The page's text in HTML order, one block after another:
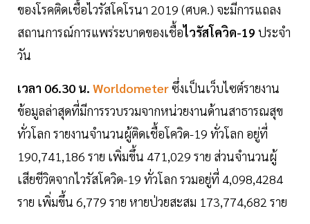
ของโรคติดเชื้อไวรัสโคโรนา 2019 (ศบค.) จะมีการแถลง
สถานการณ์การแพร่ระบาดของเชื้อไวรัสโควิด-19 ประจำ
วัน
เวลา 06.30 น. Worldometerซึ่งเป็นเว็บไซต์รายงาน
ข้อมูลล่าสุดที่มีการรวบรวมจากหน่วยงานด้านสาธารณสุข
ทั่วโลก รายงานจำนวนผู้ติดเชื้อโควิด-19 ทั่วโลก อยู่ที่
190,741,186 ราย เพิ่มขึ้น 471,029 ราย ส่วนจำนวนผู้
เสียชีวิตจากไวรัสโควิด-19 ทั่วโลก รวมอยู่ที่ 4,098,4284
ราย เพิ่มขึ้น 6,779 ราย หายป่วยสะสม 173,774,682 ราย